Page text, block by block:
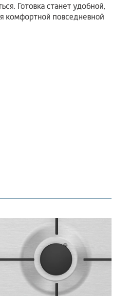
Готовка станет удобной,
комфортной повседневной